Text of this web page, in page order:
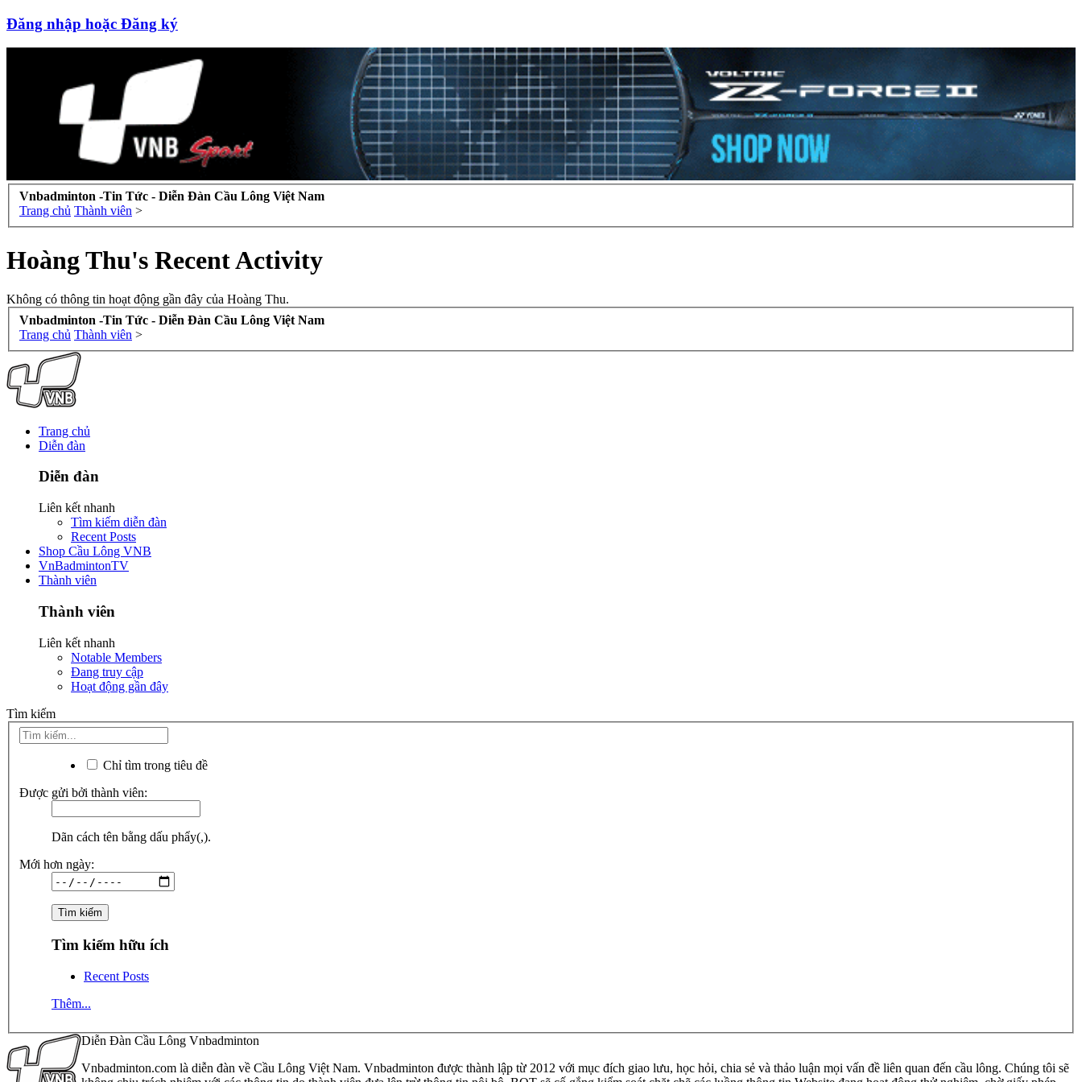
Đăng nhập hoặc Đăng ký
Vnbadminton -Tin Tức - Diễn Đàn Cầu Lông Việt Nam
Trang chủ Thành viên >
Hoàng Thu's Recent Activity
Không có thông tin hoạt động gần đây của Hoàng Thu.
Vnbadminton -Tin Tức - Diễn Đàn Cầu Lông Việt Nam
Trang chủ Thành viên >
Trang chủ
Diễn đàn
Diễn đàn
Liên kết nhanh
Tìm kiếm diễn đàn
Recent Posts
Shop Cầu Lông VNB
VnBadmintonTV
Thành viên
Thành viên
Liên kết nhanh
Notable Members
Đang truy cập
Hoạt động gần đây
Tìm kiếm
Chỉ tìm trong tiêu đề
Được gửi bởi thành viên:
Dãn cách tên bằng dấu phẩy(,).
Mới hơn ngày:
Tìm kiếm hữu ích
Recent Posts
Thêm...
Diễn Đàn Cầu Lông Vnbadminton
Vnbadminton.com là diễn đàn về Cầu Lông Việt Nam. Vnbadminton được thành lập từ 2012 với mục đích giao lưu, học hỏi, chia sẻ và thảo luận mọi vấn đề liên quan đến cầu lông. Chúng tôi sẽ